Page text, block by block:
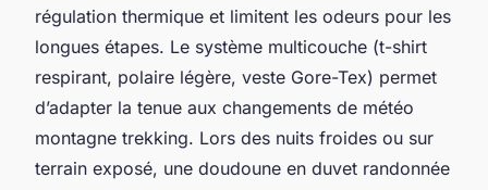
régulation thermique et limitent les odeurs pour les
longues étapes. Le système multicouche (t-shirt
respirant, polaire légère, veste Gore-Tex) permet
d’adapter la tenue aux changements de météo
montagne trekking. Lors des nuits froides ou sur
terrain exposé, une doudoune en duvet randonnée